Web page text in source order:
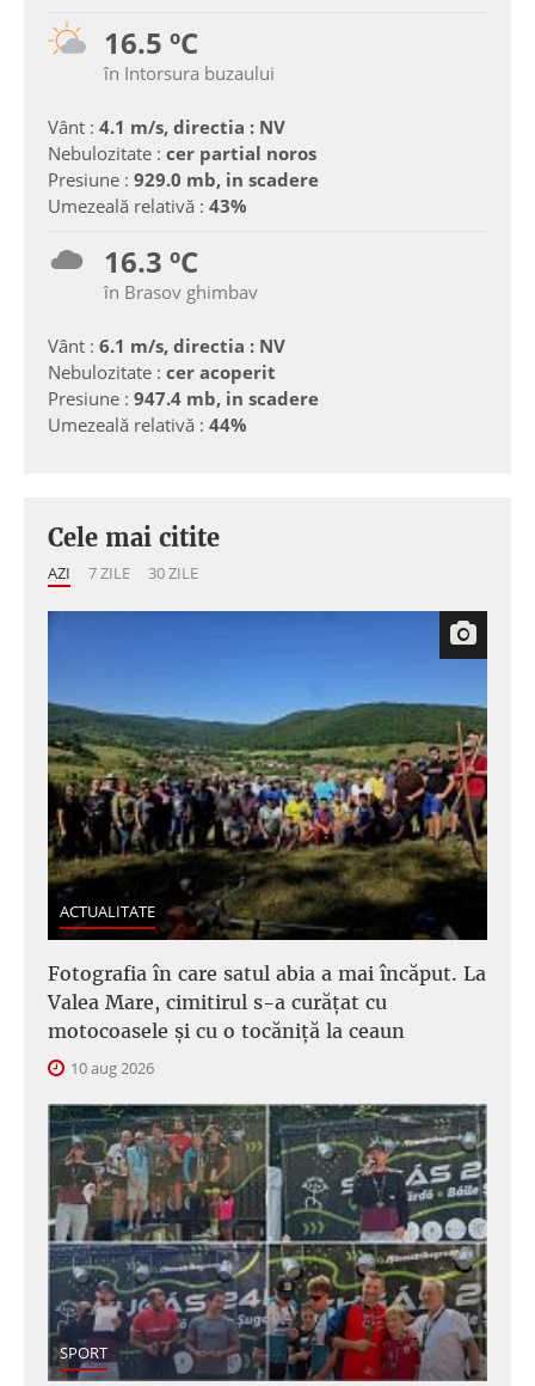
16.5 ºC
în Intorsura buzaului
Vânt : 4.1 m/s, directia : NV
Nebulozitate : cer partial noros
Presiune : 929.0 mb, in scadere
Umezeală relativă : 43%
16.3 ºC
în Brasov ghimbav
Vânt : 6.1 m/s, directia : NV
Nebulozitate : cer acoperit
Presiune : 947.4 mb, in scadere
Umezeală relativă : 44%
Cele mai citite
AZI 7 ZILE 30 ZILE
ACTUALITATE
Fotografia în care satul abia a mai încăput. La
Valea Mare, cimitirul s-a curățat cu
motocoasele și cu o tocăniță la ceaun
10 aug 2026
SPORT